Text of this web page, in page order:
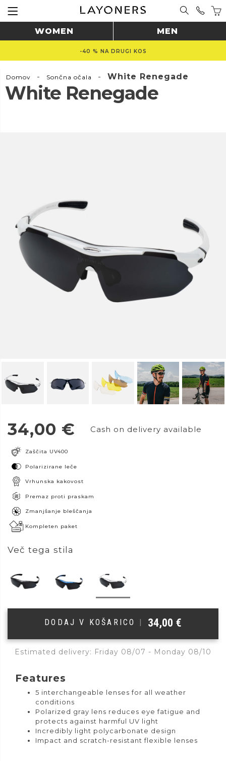
WOMEN MEN
-40 % NA DRUGI KOS
Domov - Sončna očala - White Renegade
White Renegade
34,00 € Cash on delivery available
Zaščita UV400
Polarizirane leče
Vrhunska kakovost
Premaz proti praskam
Zmanjšanje bleščanja
Kompleten paket
Več tega stila
DODAJ V KOŠARICO | 34,00 €
Estimated delivery: Friday 08/07 - Monday 08/10
Features
5 interchangeable lenses for all weather
conditions
Polarized gray lens reduces eye fatigue and
protects against harmful UV light
Incredibly light polycarbonate design
Impact and scratch-resistant flexible lenses